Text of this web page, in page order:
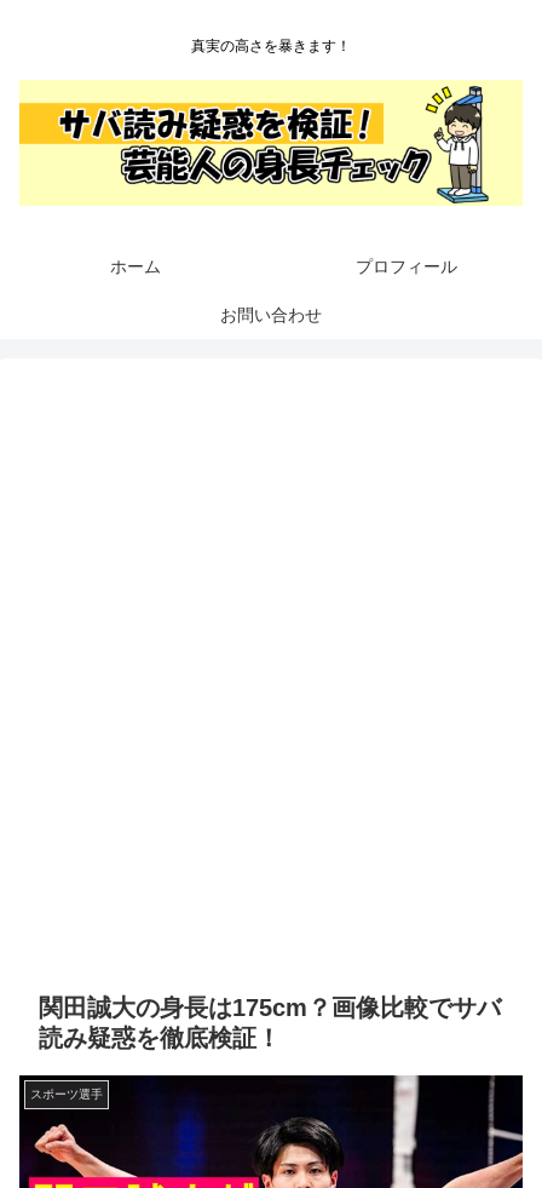
真実の高さを暴きます！
ホーム プロフィール
お問い合わせ
関田誠大の身長は175cm？画像比較でサバ
読み疑惑を徹底検証！
スポーツ選手